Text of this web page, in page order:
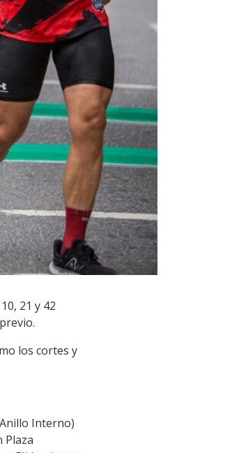
21 y 42
los cortes y
Interno)
Plaza